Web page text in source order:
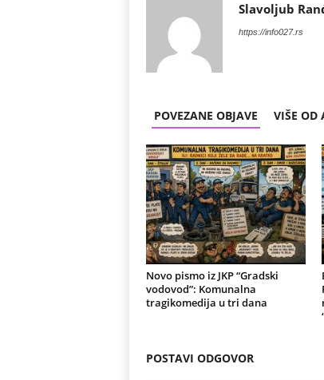
Slavoljub
https://info027.rs
POVEZANE OBJAVE VIŠE OD
Novo pismo iz JKP “Gradski
vodovod”: Komunalna
tragikomedija u tri dana
POSTAVI ODGOVOR